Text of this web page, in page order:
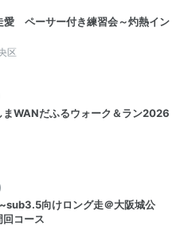
ペーサー付き練習会～灼熱イン
区
まWANだふるウォーク＆ラン2026
向けロング走＠大阪城公
コース